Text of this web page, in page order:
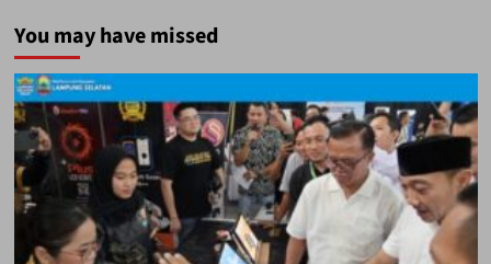
You may have missed